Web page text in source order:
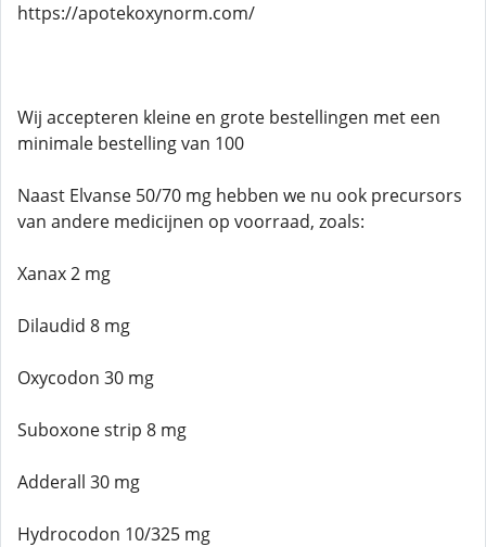
https://apotekoxynorm.com/
Wij accepteren kleine en grote bestellingen met een
minimale bestelling van 100
Naast Elvanse 50/70 mg hebben we nu ook precursors
van andere medicijnen op voorraad, zoals:
Xanax 2 mg
Dilaudid 8 mg
Oxycodon 30 mg
Suboxone strip 8 mg
Adderall 30 mg
Hydrocodon 10/325 mg